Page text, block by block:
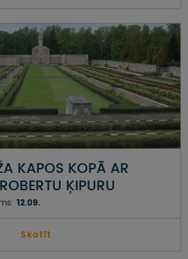
KAPOS KOPĀ AR
ĶIPURU
12.09.
Skatīt